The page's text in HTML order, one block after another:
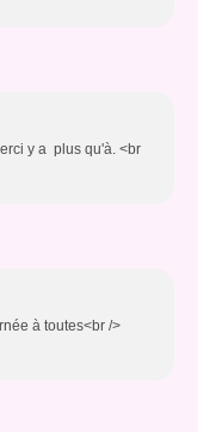
y a plus qu'à. <br
à toutes<br />